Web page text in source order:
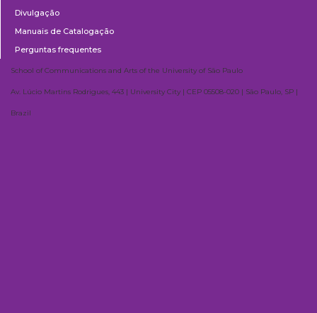
Divulgação
Manuais de Catalogação
Perguntas frequentes
School of Communications and Arts of the University of São Paulo
Av. Lúcio Martins Rodrigues, 443 | University City | CEP 05508-020 | São Paulo, SP |
Brazil